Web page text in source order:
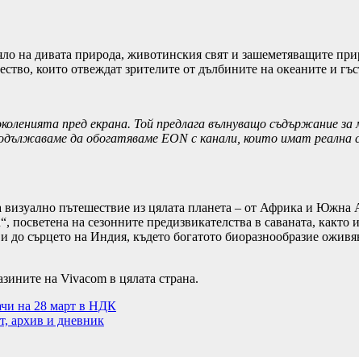
на дивата природа, животинския свят и зашеметяващите
които отвеждат зрителите от дълбините на океаните и
пред екрана. Той предлага вълнуващо съдържание
да обогатяваме EONс канали, които имат реална
визуално пътешествие из цялата планета – от Африка и
на сезонните предизвикателства в саваната,
сърцето на Индия, където богатото биоразнообразие
на Vivacom в цялата страна.
на 28 март в НДК
архив и дневник